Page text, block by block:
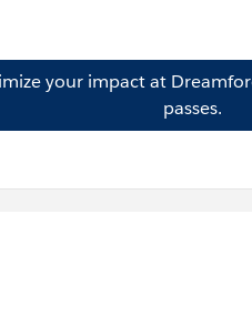
your impact at
passes.